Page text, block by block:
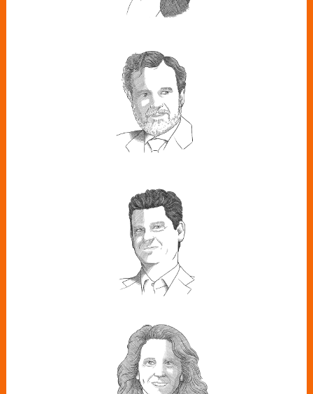
JUAN JOSÉ ALBA
Director de Regulacion de Endesa
PATXI CALLEJA
Director de Regulación en Iberdrola
LAURA DE
RIVERA
Directora de Regulación y Servicios